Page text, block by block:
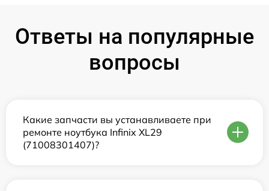
Ответы на популярные
вопросы
Какие запчасти вы устанавливаете при
ремонте ноутбука Infinix XL29
(71008301407)?